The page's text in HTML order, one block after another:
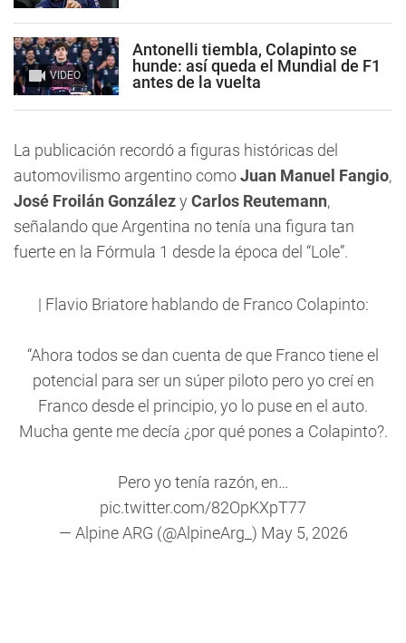
VIDEO
Antonelli tiembla, Colapinto se
hunde: así queda el Mundial de F1
antes de la vuelta
La publicación recordó a figuras históricas del
automovilismo argentino comoJuan Manuel Fangio,
José Froilán Gonzálezy Carlos Reutemann,
señalando que Argentina no tenía una figura tan
fuerte en la Fórmula 1 desde la época del “Lole”.
| Flavio Briatore hablando de Franco Colapinto:
“Ahora todos se dan cuenta de que Franco tiene el
potencial para ser un súper piloto pero yo creí en
Franco desde el principio, yo lo puse en el auto.
Mucha gente me decía ¿por qué pones a Colapinto?.
Pero yo tenía razón, en…
pic.twitter.com/82OpKXpT77
— Alpine ARG (@AlpineArg_) May 5, 2026